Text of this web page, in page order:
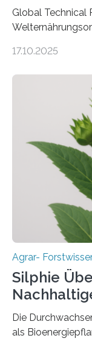
Global Technical
aber
und dem
daher
bekämpfen,
erhalten bleiben.
Gießen (JLU)
Marc F.
17.10.2025
Agrar-
Silphie
Die
als